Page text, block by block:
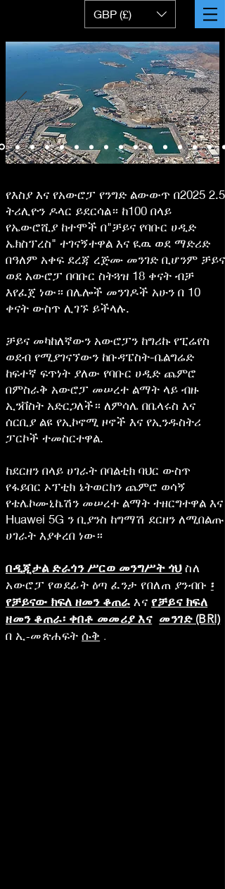
GBP (£)
የእስያ እና የአውሮፓ የንግድ ልውውጥ በ2025 2.5
ትሪሊዮን ዶላር ይደርሳል። ከ100 በላይ
የኤውሮሺያ ከተሞች በ"ቻይና የባቡር ሀዲድ
ኤክስፕረስ" ተገናኝተዋል እና ዪዉ ወደ ማድሪድ
በዓለም አቀፍ ደረጃ ረጅሙ መንገድ ቢሆንም ቻይና
ወደ አውሮፓ በባቡር ስትጓዝ 18 ቀናት ብቻ
እየፈጀ ነው። በሌሎች መንገዶች አሁን በ 10
ቀናት ውስጥ ሊገኙ ይችላሉ.
ቻይና መካከለኛውን አውሮፓን ከግሪኩ የፒሬየስ
ወደብ የሚያገናኘውን ከቡዳፔስት-ቤልግሬድ
ከፍተኛ ፍጥነት ያለው የባቡር ሀዲድ ጨምሮ
በምስራቅ አውሮፓ መሠረተ ልማት ላይ ብዙ
ኢንቨስት አድርጋለች። ለምሳሌ በቤላሩስ እና
ሰርቢያ ልዩ የኢኮኖሚ ዞኖች እና የኢንዱስትሪ
ፓርኮች ተመስርተዋል.
ከደርዘን በላይ ሀገራት በባልቲክ ባህር ውስጥ
የፋይበር ኦፕቲክ ኔትወርክን ጨምሮ ወሳኝ
የቴሌኮሙኒኬሽን መሠረተ ልማት ተዘርግተዋል እና
Huawei 5G ን ቢያንስ ከግማሽ ደርዘን ለሚበልጡ
ሀገራት እያቀረበ ነው።
በዲጂታል ድራጎን ሥርወ መንግሥት ጎህስለ
አውሮፓ የወደፊት ዕጣ ፈንታ የበለጠ ያንብቡ ፡
የቻይናው ክፍለ ዘመን ቆጠራ እና የቻይና ክፍለ
ዘመን ቆጠራ፡ ቀበቶ መመሪያ እና መንገድ (BRI)
በ ኢ-መጽሐፍትሱቅ .